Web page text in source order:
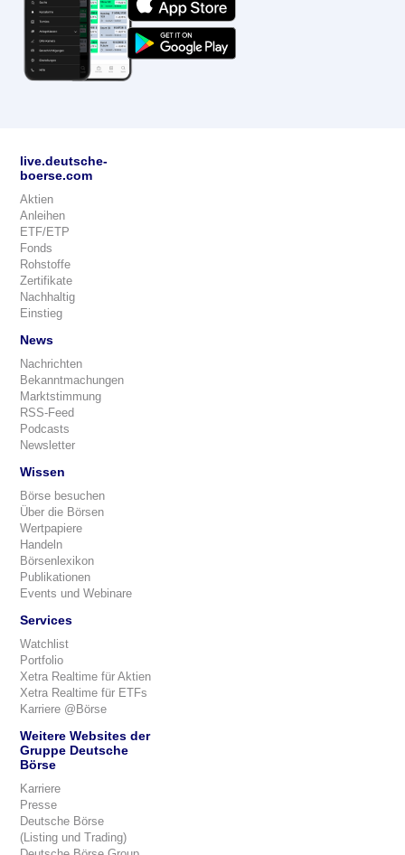
live.deutsche-
boerse.com
Aktien
Anleihen
ETF/ETP
Fonds
Rohstoffe
Zertifikate
Nachhaltig
Einstieg
News
Nachrichten
Bekanntmachungen
Marktstimmung
RSS-Feed
Podcasts
Newsletter
Wissen
Börse besuchen
Über die Börsen
Wertpapiere
Handeln
Börsenlexikon
Publikationen
Events und Webinare
Services
Watchlist
Portfolio
Xetra Realtime für Aktien
Xetra Realtime für ETFs
Karriere @Börse
Weitere Websites der
Gruppe Deutsche
Börse
Karriere
Presse
Deutsche Börse
(Listing und Trading)